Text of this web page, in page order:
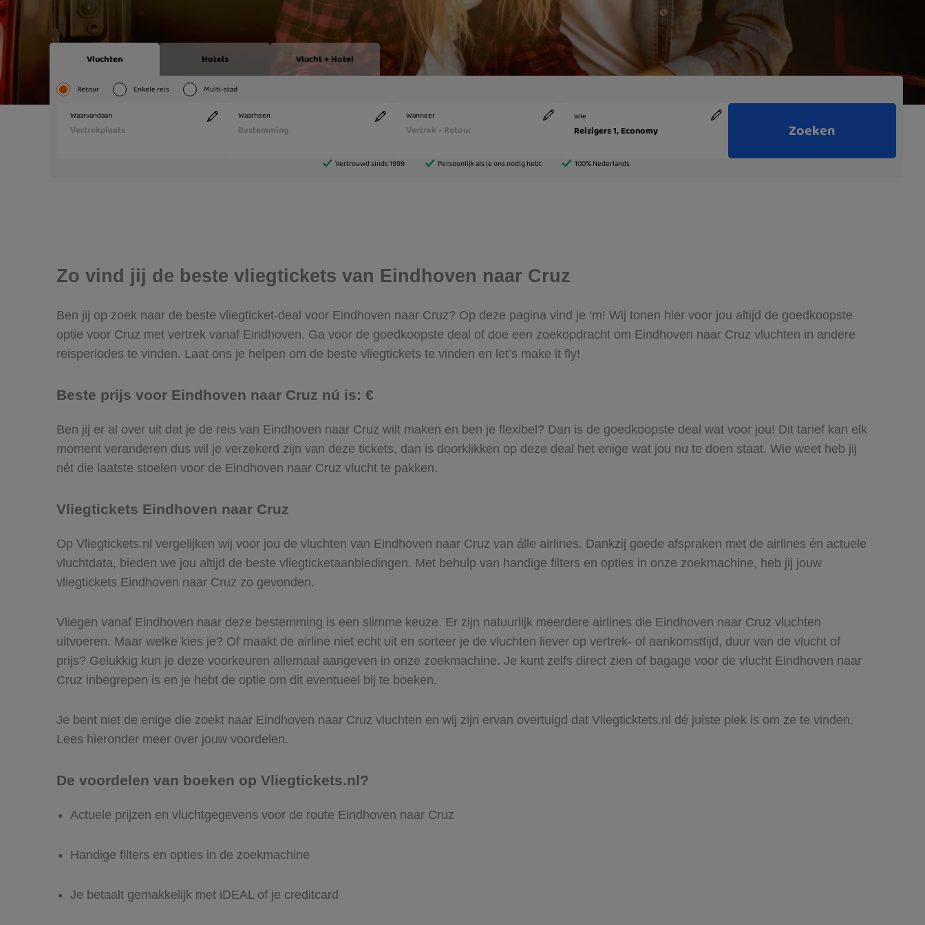
Zo vind jij de beste vliegtickets van Eindhoven naar Cruz
Ben jij op zoek naar de beste vliegticket-deal voor Eindhoven naar Cruz? Op deze pagina vind je ‘m! Wij tonen hier voor jou altijd de goedkoopste
optie voor Cruz met vertrek vanaf Eindhoven. Ga voor de goedkoopste deal of doe een zoekopdracht om Eindhoven naar Cruz vluchten in andere
reisperiodes te vinden. Laat ons je helpen om de beste vliegtickets te vinden en let’s make it fly!
Beste prijs voor Eindhoven naar Cruz nú is: €
Ben jij er al over uit dat je de reis van Eindhoven naar Cruz wilt maken en ben je flexibel? Dan is de goedkoopste deal wat voor jou! Dit tarief kan elk
moment veranderen dus wil je verzekerd zijn van deze tickets, dan is doorklikken op deze deal het enige wat jou nu te doen staat. Wie weet heb jij
nét die laatste stoelen voor de Eindhoven naar Cruz vlucht te pakken.
Vliegtickets Eindhoven naar Cruz
Op Vliegtickets.nl vergelijken wij voor jou de vluchten van Eindhoven naar Cruz van álle airlines. Dankzij goede afspraken met de airlines én actuele
vluchtdata, bieden we jou altijd de beste vliegticketaanbiedingen. Met behulp van handige filters en opties in onze zoekmachine, heb jij jouw
vliegtickets Eindhoven naar Cruz zo gevonden.
Vliegen vanaf Eindhoven naar deze bestemming is een slimme keuze. Er zijn natuurlijk meerdere airlines die Eindhoven naar Cruz vluchten
uitvoeren. Maar welke kies je? Of maakt de airline niet echt uit en sorteer je de vluchten liever op vertrek- of aankomsttijd, duur van de vlucht of
prijs? Gelukkig kun je deze voorkeuren allemaal aangeven in onze zoekmachine. Je kunt zelfs direct zien of bagage voor de vlucht Eindhoven naar
Cruz inbegrepen is en je hebt de optie om dit eventueel bij te boeken.
Je bent niet de enige die zoekt naar Eindhoven naar Cruz vluchten en wij zijn ervan overtuigd dat Vliegticktets.nl dé juiste plek is om ze te vinden.
Lees hieronder meer over jouw voordelen.
De voordelen van boeken op Vliegtickets.nl?
Actuele prijzen en vluchtgegevens voor de route Eindhoven naar Cruz
Handige filters en opties in de zoekmachine
Je betaalt gemakkelijk met iDEAL of je creditcard